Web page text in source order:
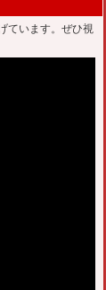
ています。ぜひ視